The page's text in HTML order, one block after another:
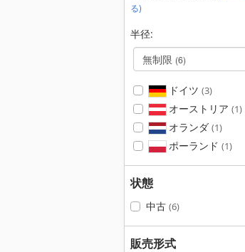
る)
半径:
無制限 (6)
ドイツ (3)
オーストリア (1)
オランダ (1)
ポーランド (1)
状態
中古 (6)
販売形式